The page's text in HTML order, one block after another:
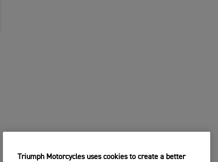
Triumph Motorcycles uses cookies to create a better